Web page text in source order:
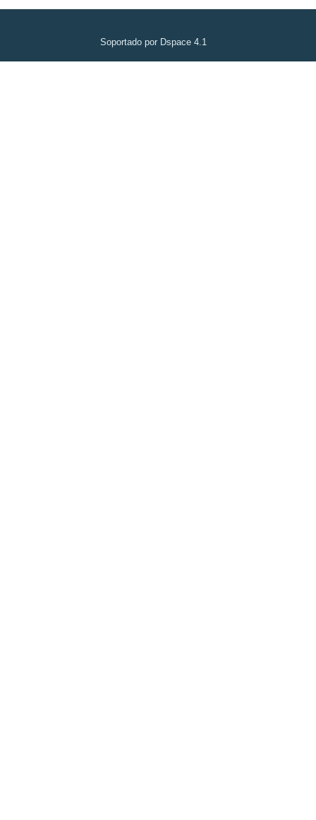
Soportado por Dspace 4.1